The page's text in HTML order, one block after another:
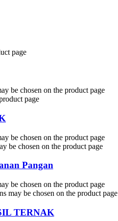
page
be chosen on the product page
page
be chosen on the product page
be chosen on the product page
Pangan
be chosen on the product page
may be chosen on the product page
TERNAK